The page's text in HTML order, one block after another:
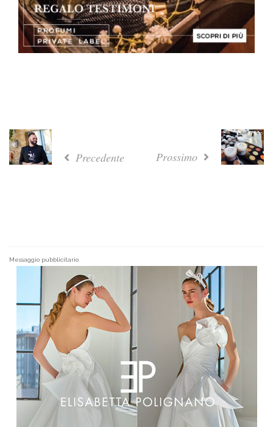
Precedente Prossimo
Messaggio pubblicitario